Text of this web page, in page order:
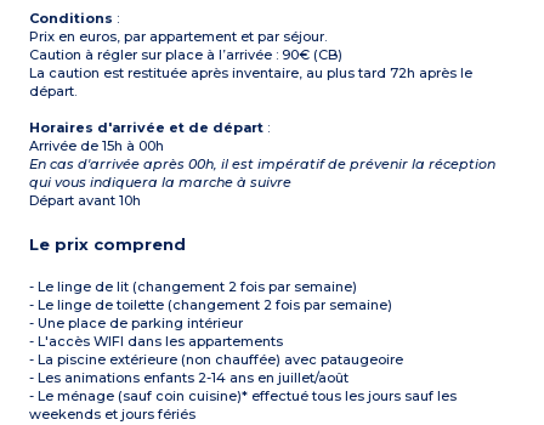
Conditions :
Prix en euros, par appartement et par séjour.
Caution à régler sur place à l’arrivée : 90€ (CB)
La caution est restituée après inventaire, au plus tard 72h après le
départ.
Horaires d'arrivée et de départ :
Arrivée de 15h à 00h
En cas d'arrivée après 00h, il est impératif de prévenir la réception
qui vous indiquera la marche à suivre
Départ avant 10h
Le prix comprend
- Le linge de lit (changement 2 fois par semaine)
- Le linge de toilette (changement 2 fois par semaine)
- Une place de parking intérieur
- L'accès WIFI dans les appartements
- La piscine extérieure (non chauffée) avec pataugeoire
- Les animations enfants 2-14 ans en juillet/août
- Le ménage (sauf coin cuisine)* effectué tous les jours sauf les
weekends et jours fériés